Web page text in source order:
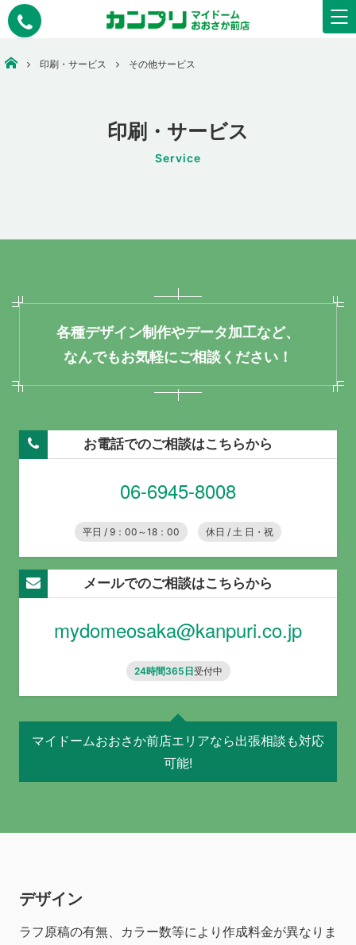
大阪市中央区で安いコピー・印刷なら【カンプリマイドームおおさか】
印刷・サービス その他サービス
印刷・サービス
Service
各種デザイン制作やデータ加工など、
なんでもお気軽にご相談ください！
お電話でのご相談はこちらから
06-6945-8008
平日 / 9：00～18：00 休日 / 土 日・祝
メールでのご相談はこちらから
mydomeosaka@kanpuri.co.jp
24時間365日受付中
マイドームおおさか前店エリアなら出張相談も対応
可能!
デザイン
ラフ原稿の有無、カラー数等により作成料金が異なりま